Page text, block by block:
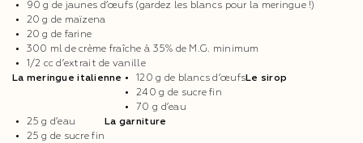
90 g de jaunes d’œufs (gardez les blancs pour la meringue !)
20 g de maïzena
20 g de farine
300 ml de crème fraîche à 35% de M.G. minimum
1/2 cc d’extrait de vanille
La meringue italienne
120 g de blancs d’œufs
240 g de sucre fin
70 g d’eau
Le sirop
25 g d’eau
25 g de sucre fin
La garniture